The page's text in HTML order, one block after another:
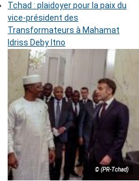
Tchad : plaidoyer pour la paix du
vice-président des
Transformateurs à Mahamat
Idriss Deby Itno
© (PR-Tchad)